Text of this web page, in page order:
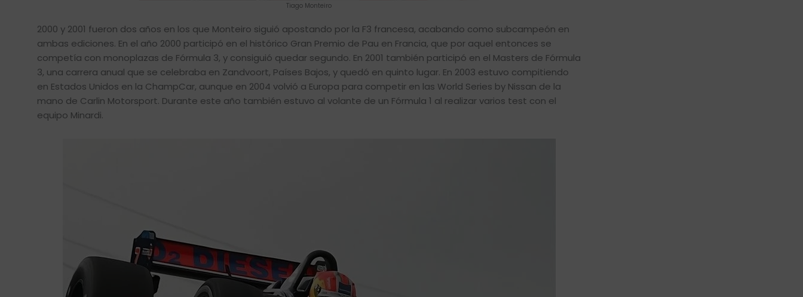
Tiago Monteiro
2000 y 2001 fueron dos años en los que Monteiro siguió apostando por la F3 francesa, acabando como subcampeón en
ambas ediciones. En el año 2000 participó en el histórico Gran Premio de Pau en Francia, que por aquel entonces se
competía con monoplazas de Fórmula 3, y consiguió quedar segundo. En 2001 también participó en el Masters de Fórmula
3, una carrera anual que se celebraba en Zandvoort, Países Bajos, y quedó en quinto lugar. En 2003 estuvo compitiendo
en Estados Unidos en la ChampCar, aunque en 2004 volvió a Europa para competir en las World Series by Nissan de la
mano de Carlin Motorsport. Durante este año también estuvo al volante de un Fórmula 1 al realizar varios test con el
equipo Minardi.